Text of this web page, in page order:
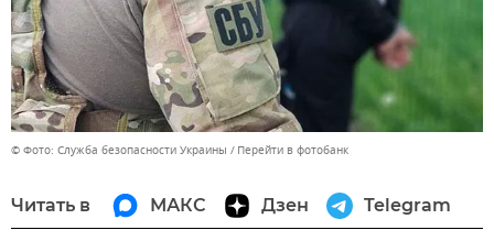
© Фото: Служба безопасности Украины Перейти в фотобанк
Читать в МАКС Дзен Telegram